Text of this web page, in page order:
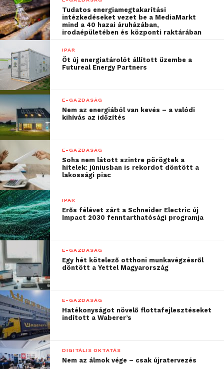
A technológiai fejlődés e szakmát is folyamatosan
befolyásolja, és bár a megrendelők naprakész
munkát várnak, sokszor nem tudják elvárásukat
pontosan megfogalmazni – vázolták a
szakemberek.
“Egy jó projektmenedzser
minden részletet
letisztáz, mielőtt segítene
meghatározni a pontos
célt, majd elkezdi a
megfelelő
szakembergárda
összeállítását. Fontos
lenne, hogy az aktuális
Tudatos energiamegtakarítási
intézkedéseket vezet be a MediaMarkt
mind a 40 hazai áruházában,
irodaépületében és központi raktárában
IPAR
Öt új energiatárolót állított üzembe a
Futureal Energy Partners
E-GAZDASÁG
Nem az energiából van kevés – a valódi
kihívás az időzítés
E-GAZDASÁG
Soha nem látott szintre pörögtek a
hitelek: júniusban is rekordot döntött a
lakossági piac
IPAR
Erős félévet zárt a Schneider Electric új
Impact 2030 fenntarthatósági programja
E-GAZDASÁG
Egy hét kötelező otthoni munkavégzésről
döntött a Yettel Magyarország
E-GAZDASÁG
Hatékonyságot növelő flottafejlesztéseket
indított a Waberer’s
DIGITÁLIS OKTATÁS
Nem az álmok vége – csak újratervezés